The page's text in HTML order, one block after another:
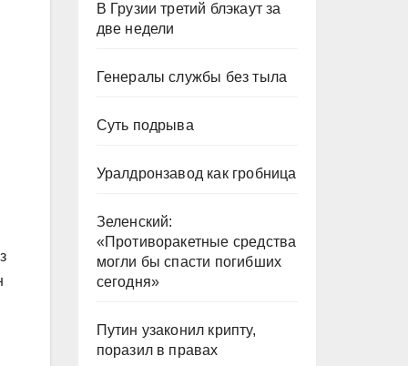
В Грузии третий блэкаут за
две недели
Генералы службы без тыла
Суть подрыва
Уралдронзавод как гробница
Зеленский:
«Противоракетные средства
могли бы спасти погибших
сегодня»
Путин узаконил крипту,
поразил в правах